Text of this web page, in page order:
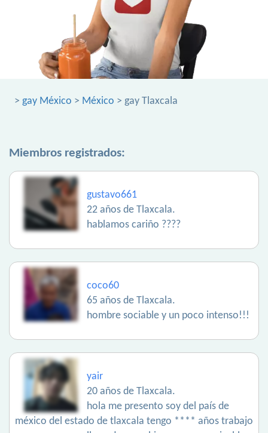
> gay México > México > gay Tlaxcala
Miembros registrados:
gustavo661
22 años de Tlaxcala.
hablamos cariño ????
coco60
65 años de Tlaxcala.
hombre sociable y un poco intenso!!!
yair
20 años de Tlaxcala.
hola me presento soy del país de
méxico del estado de tlaxcala tengo **** años trabajo